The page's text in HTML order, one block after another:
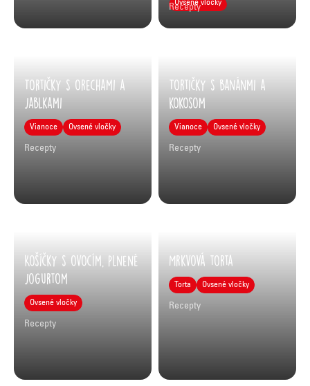
Ovsené vločky
Recepty
Tortičky s orechami a
jablkami
Vianoce Ovsené vločky
Recepty
Tortičky s banánmi a
kokosom
Vianoce Ovsené vločky
Recepty
Košíčky s ovocím, plnené
jogurtom
Ovsené vločky
Recepty
Mrkvová torta
Torta Ovsené vločky
Recepty